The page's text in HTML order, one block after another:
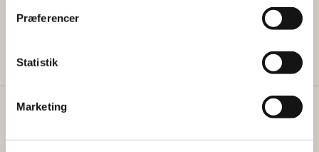
Præferencer
Statistik
Marketing
Find gode råd til dig, der køber kosttilskud fra
udlandet